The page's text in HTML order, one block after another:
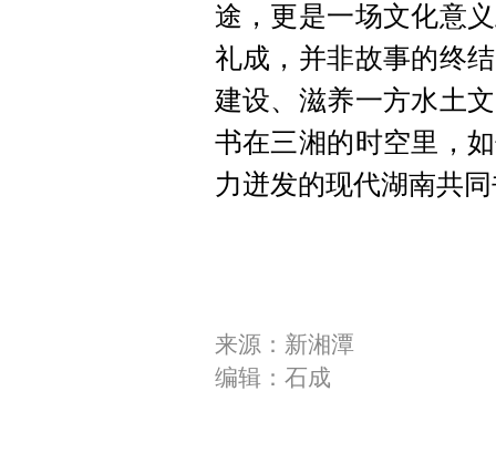
途，更是一场文化意
礼成，并非故事的终
建设、滋养一方水土
书在三湘的时空里，
力迸发的现代湖南共
来源：新湘潭
编辑：石成